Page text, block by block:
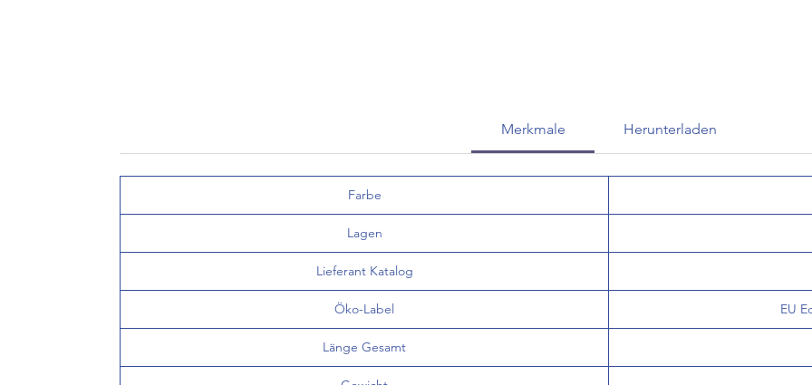
Merkmale Herunterladen
Farbe
Lagen
Lieferant Katalog
Öko-Label EU
Länge Gesamt